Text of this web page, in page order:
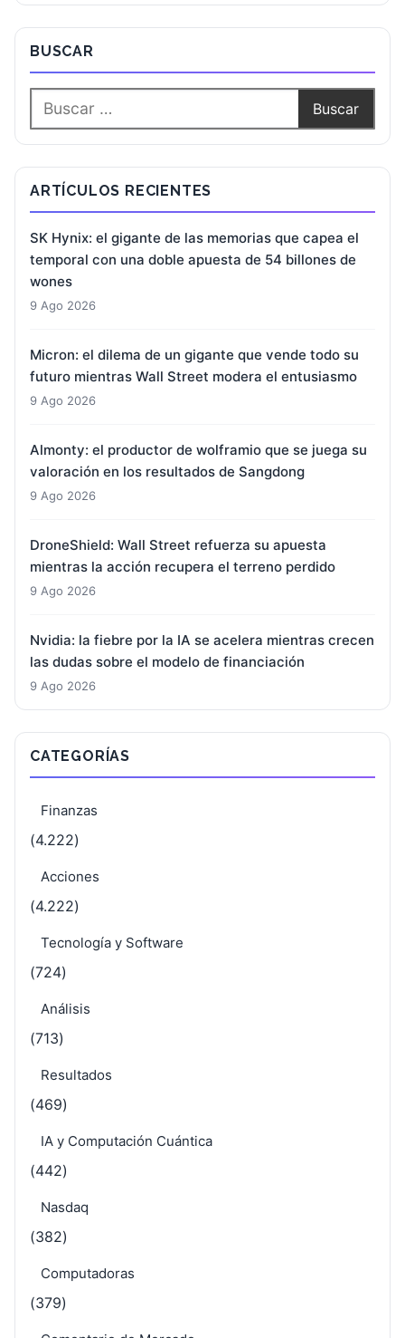
BUSCAR
ARTÍCULOS RECIENTES
SK Hynix: el gigante de las memorias que capea el
temporal con una doble apuesta de 54 billones de
wones
9 Ago 2026
Micron: el dilema de un gigante que vende todo su
futuro mientras Wall Street modera el entusiasmo
9 Ago 2026
Almonty: el productor de wolframio que se juega su
valoración en los resultados de Sangdong
9 Ago 2026
DroneShield: Wall Street refuerza su apuesta
mientras la acción recupera el terreno perdido
9 Ago 2026
Nvidia: la fiebre por la IA se acelera mientras crecen
las dudas sobre el modelo de financiación
9 Ago 2026
CATEGORÍAS
Finanzas
(4.222)
Acciones
(4.222)
Tecnología y Software
(724)
Análisis
(713)
Resultados
(469)
IA y Computación Cuántica
(442)
Nasdaq
(382)
Computadoras
(379)